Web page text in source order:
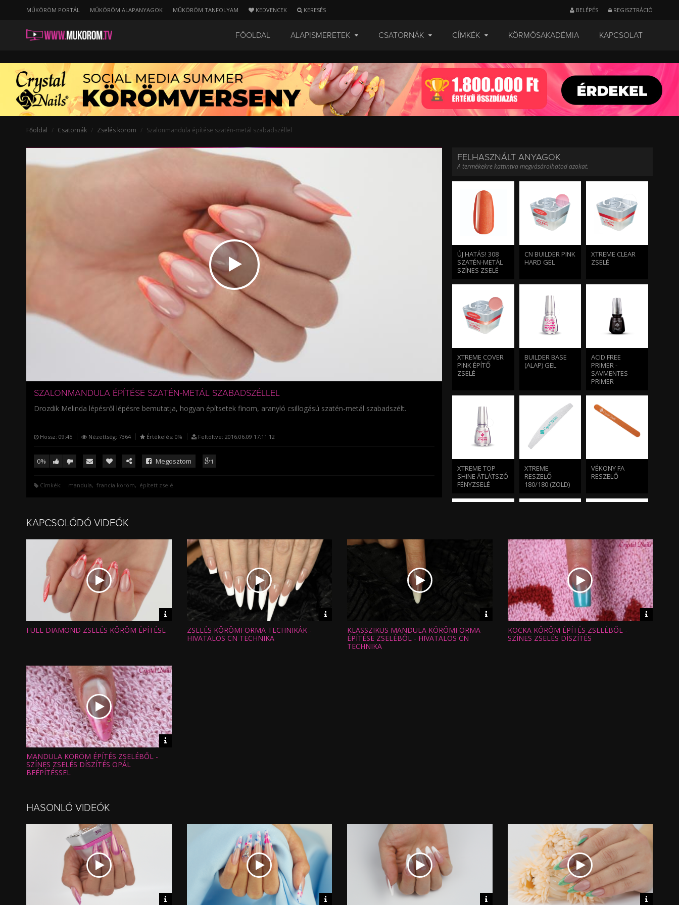
MŰKÖRÖM PORTÁL MŰKÖRÖM ALAPANYAGOK MŰKÖRÖM TANFOLYAM KEDVENCEK KERESÉS BELÉPÉS REGISZTRÁCIÓ
FŐOLDAL ALAPISMERETEK CSATORNÁK CÍMKÉK KÖRMÖSAKADÉMIA KAPCSOLAT
Főoldal Csatornák Zselés köröm Szalonmandula építése szatén-metál szabadszéllel
SZALONMANDULA ÉPÍTÉSE SZATÉN-METÁL SZABADSZÉLLEL
Drozdik Melinda lépésről lépésre bemutatja, hogyan építsetek finom, aranyló csillogású szatén-metál szabadszélt.
Hossz: 09:45 Nézettség: 7364 Értékelés: 0% Feltöltve: 2016.06.09 17:11:12
0% Megosztom 1
Címkék: mandula francia köröm épített zselé
FELHASZNÁLT ANYAGOK
A termékekre kattintva megvásárolhatod azokat.
ÚJ HATÁS! 308
SZATÉN-METÁL
SZÍNES ZSELÉ
CN BUILDER PINK
HARD GEL
XTREME CLEAR
ZSELÉ
XTREME COVER
PINK ÉPÍTŐ
ZSELÉ
BUILDER BASE
(ALAP) GEL
ACID FREE
PRIMER -
SAVMENTES
PRIMER
XTREME TOP
SHINE ÁTLÁTSZÓ
FÉNYZSELÉ
XTREME
RESZELŐ
180/180 (ZÖLD)
VÉKONY FA
RESZELŐ
SPRAY PREP
XTREME
PILLANGÓ
SABLON
NERO MERLO III.
ECSET
KAPCSOLÓDÓ VIDEÓK
Video
információk
Hossz:
FULL DIAMOND ZSELÉS KÖRÖM ÉPÍTÉSE
Video
Hossz:
Nézettség:
ZSELÉS KÖRÖMFORMA TECHNIKÁK -
HIVATALOS CN TECHNIKA
Video
információk
Hossz:
Nézettség:
Értékelés:
Feltöltve:
KLASSZIKUS MANDULA KÖRÖMFORMA
ÉPÍTÉSE ZSELÉBŐL - HIVATALOS CN
TECHNIKA
Video
Hossz:
Nézettség:
KOCKA KÖRÖM ÉPÍTÉS ZSELÉBŐL -
SZÍNES ZSELÉS DÍSZÍTÉS
Video
Hossz:
Nézettség:
Értékelés:
Feltöltve:
MANDULA KÖRÖM ÉPÍTÉS ZSELÉBŐL -
SZÍNES ZSELÉS DÍSZÍTÉS OPÁL
BEÉPÍTÉSSEL
HASONLÓ VIDEÓK
Video
Video
Video
Video